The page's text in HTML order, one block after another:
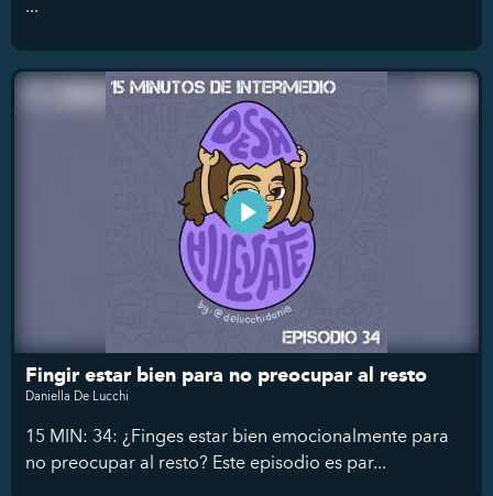
...
Fingir estar bien para no preocupar al resto
Daniella De Lucchi
15 MIN: 34: ¿Finges estar bien emocionalmente para
no preocupar al resto? Este episodio es par...